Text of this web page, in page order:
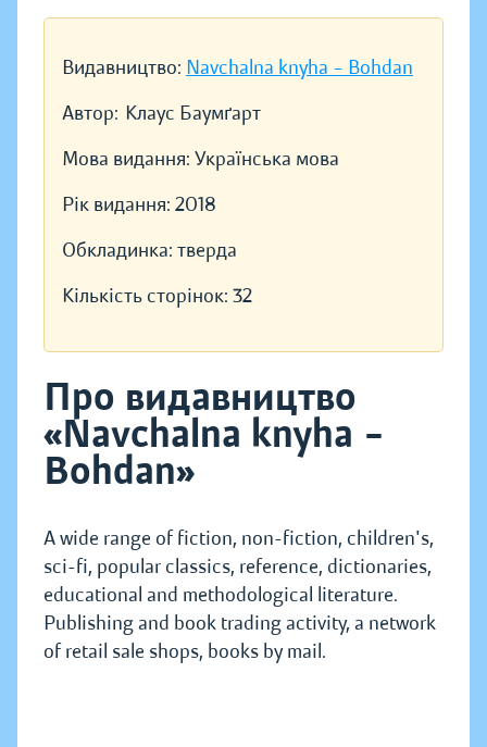
Видавництво: Navchalna knyha – Bohdan
Автор: Клаус Баумґарт
Мова видання: Українська мова
Рік видання: 2018
Обкладинка: тверда
Кількість сторінок: 32
Про видавництво
«Navchalna knyha –
Bohdan»
A wide range of fiction, non-fiction, children's,
sci-fi, popular classics, reference, dictionaries,
educational and methodological literature.
Publishing and book trading activity, a network
of retail sale shops, books by mail.